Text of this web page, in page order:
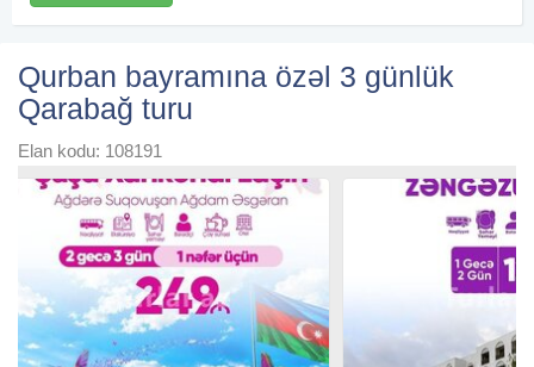
Qurban bayramına özəl 3 günlük
Qarabağ turu
Elan kodu: 108191